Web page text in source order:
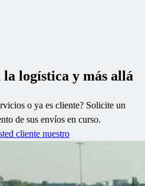
logística y más allá
o ya es cliente? Solicite un
de sus envíos en curso.
cliente nuestro